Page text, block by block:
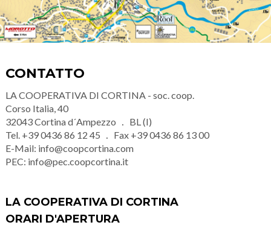
CONTATTO
LA COOPERATIVA DI CORTINA - soc. coop.
Corso Italia, 40
32043Cortina d´Ampezzo
BL (I)
Tel. +39 0436 86 12 45 Fax +39 0436 86 13 00
E-Mail: info@coopcortina.com
PEC: info@pec.coopcortina.it
LA COOPERATIVA DI CORTINA
ORARI D'APERTURA